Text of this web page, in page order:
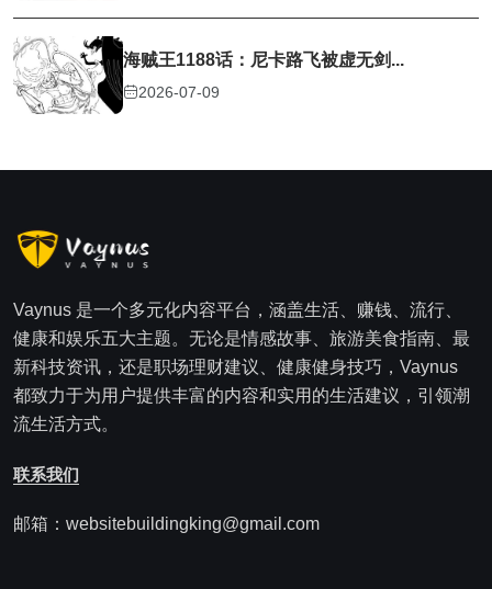
海贼王1188话：尼卡路飞被虚无剑...
2026-07-09
Vaynus 是一个多元化内容平台，涵盖生活、赚钱、流行、
健康和娱乐五大主题。无论是情感故事、旅游美食指南、最
新科技资讯，还是职场理财建议、健康健身技巧，Vaynus
都致力于为用户提供丰富的内容和实用的生活建议，引领潮
流生活方式。
联系我们
邮箱：websitebuildingking@gmail.com